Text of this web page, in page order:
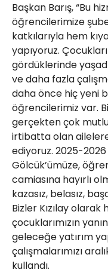
Başkan Barış, “Bu
öğrencilerimize
katkılarıyla hem
yapıyoruz.
gördüklerinde
ve daha fazla
daha önce hiç yeni
öğrencilerimiz var.
gerçekten çok
irtibatta olan
ediyoruz. 2025-
Gölcük’ümüze,
camiasına hayırlı
kazasız, belasız,
Bizler Kızılay
çocuklarımızın
geleceğe yatırım
çalışmalarımızı
kullandı.